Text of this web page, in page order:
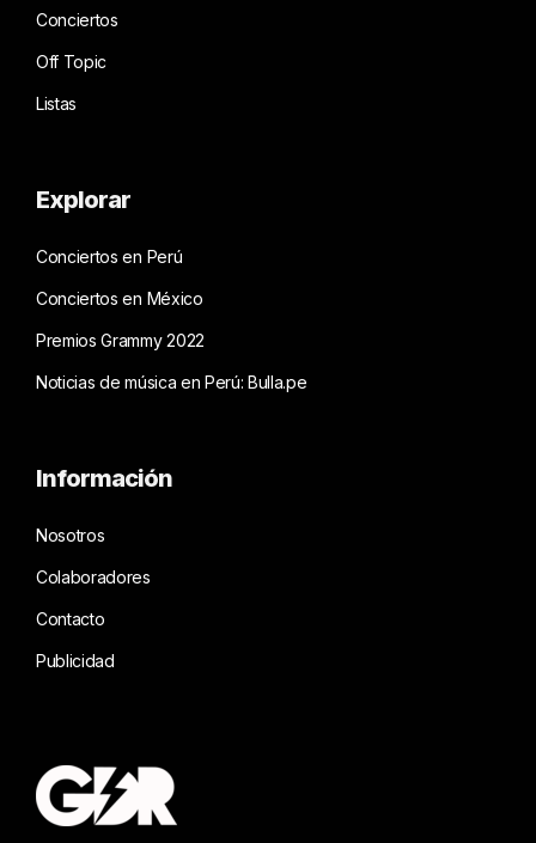
Conciertos
Off Topic
Listas
Explorar
Conciertos en Perú
Conciertos en México
Premios Grammy 2022
Noticias de música en Perú: Bulla.pe
Información
Nosotros
Colaboradores
Contacto
Publicidad